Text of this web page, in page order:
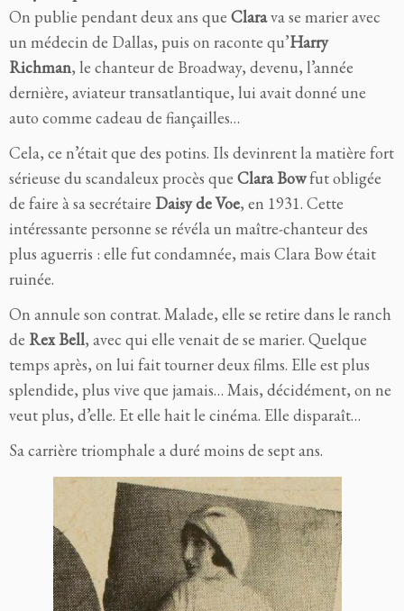
On publie pendant deux ans que Clarava se marier avec
un médecin de Dallas, puis on raconte qu’Harry
Richman, le chanteur de Broadway, devenu, l’année
dernière, aviateur transatlantique, lui avait donné une
auto comme cadeau de fiançailles…
Cela, ce n’était que des potins. Ils devinrent la matière fort
sérieuse du scandaleux procès que Clara Bowfut obligée
de faire à sa secrétaire Daisy de Voe, en 1931. Cette
intéressante personne se révéla un maître-chanteur des
plus aguerris : elle fut condamnée, mais Clara Bow était
ruinée.
On annule son contrat. Malade, elle se retire dans le ranch
de Rex Bell, avec qui elle venait de se marier. Quelque
temps après, on lui fait tourner deux films. Elle est plus
splendide, plus vive que jamais… Mais, décidément, on ne
veut plus, d’elle. Et elle hait le cinéma. Elle disparaît…
Sa carrière triomphale a duré moins de sept ans.